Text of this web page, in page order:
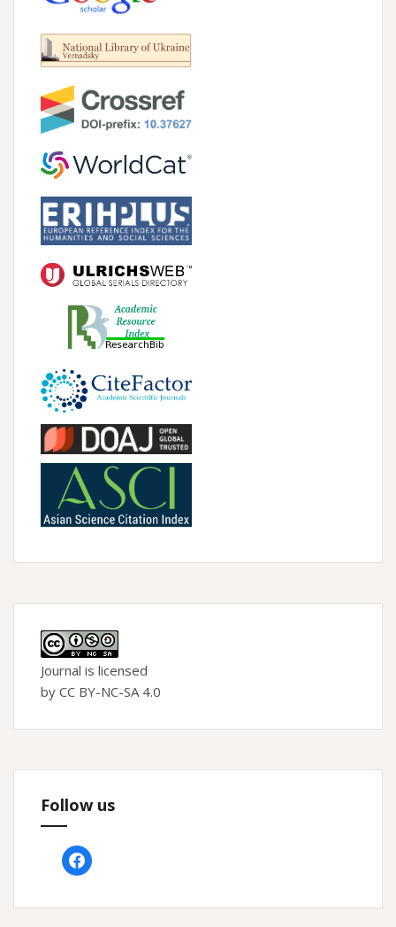
Journal is licensed
by CC BY-NC-SA 4.0
Follow us
facebook